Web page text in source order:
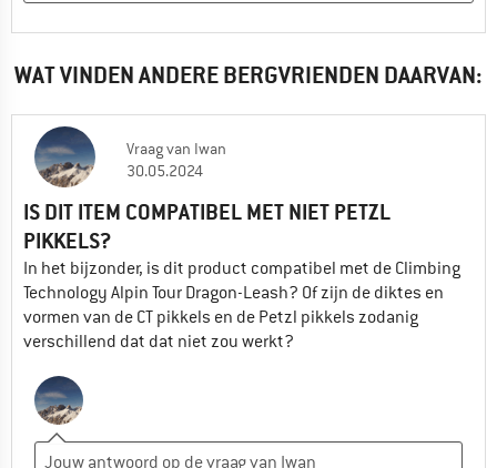
WAT VINDEN ANDERE BERGVRIENDEN DAARVAN:
Vraagvan Iwan
30.05.2024
IS DIT ITEM COMPATIBEL MET NIET PETZL
PIKKELS?
In het bijzonder, is dit product compatibel met de Climbing
Technology Alpin Tour Dragon-Leash? Of zijn de diktes en
vormen van de CT pikkels en de Petzl pikkels zodanig
verschillend dat dat niet zou werkt?